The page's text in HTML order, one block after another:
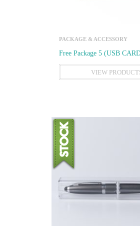
PACKAGE & ACCESSORY
Free Package 5 (USB
VIEW